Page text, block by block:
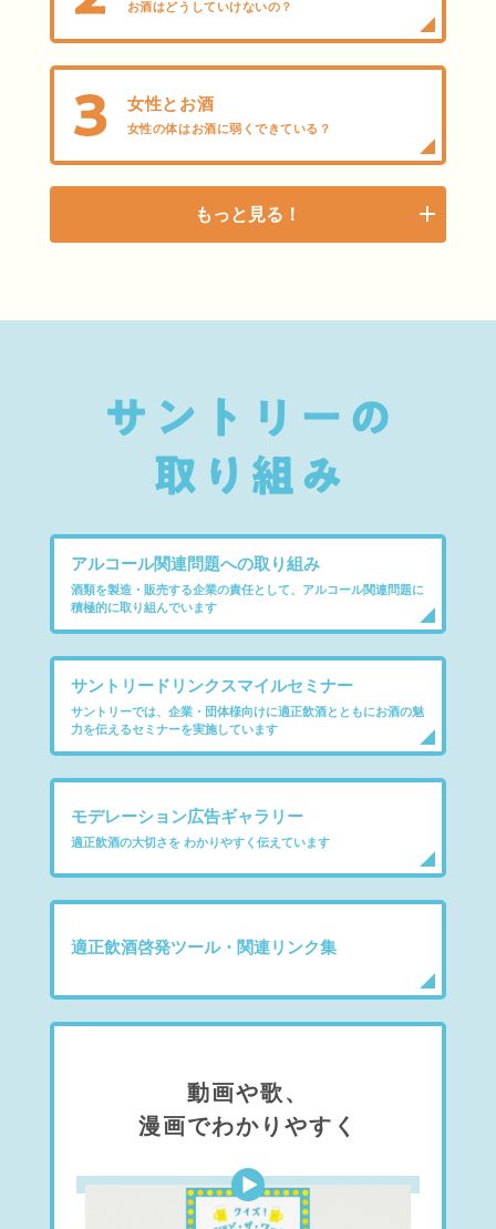
お酒はどうしていけないの？
女性とお酒
女性の体はお酒に弱くできている？
もっと見る！
アルコール関連問題への取り組み
酒類を製造・販売する企業の責任として、
アルコール関連問題に
積極的に取り組んでいます
サントリードリンクスマイルセミナー
サントリーでは、企業・団体様向けに適正飲酒とともにお酒の魅
力を伝えるセミナーを実施しています
モデレーション広告ギャラリー
適正飲酒の大切さをわかりやすく伝えています
適正飲酒啓発ツール・ 関連リンク集
動画や歌、
漫画でわかりやすく
「クイズ！ほどほど・ザ・ワールド」